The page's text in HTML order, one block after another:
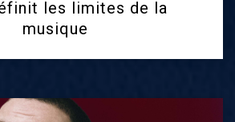
les limites de la
musique